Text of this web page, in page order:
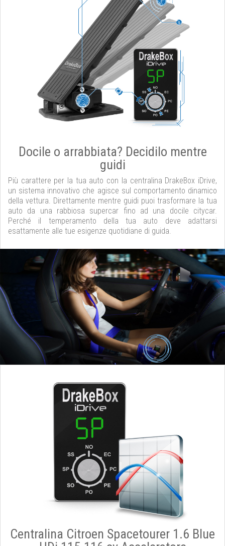
Docile o arrabbiata? Decidilo mentre
guidi
Più carattere per la tua auto con la centralina DrakeBox iDrive,
un sistema innovativo che agisce sul comportamento dinamico
della vettura. Direttamente mentre guidi puoi trasformare la tua
auto da una rabbiosa supercar fino ad una docile citycar.
Perché il temperamento della tua auto deve adattarsi
esattamente alle tue esigenze quotidiane di guida.
Centralina Citroen Spacetourer 1.6 Blue